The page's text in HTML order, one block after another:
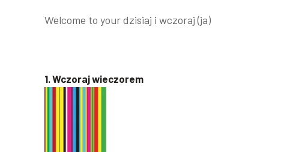
Welcome to your dzisiaj i wczoraj (ja)
1. Wczoraj wieczorem